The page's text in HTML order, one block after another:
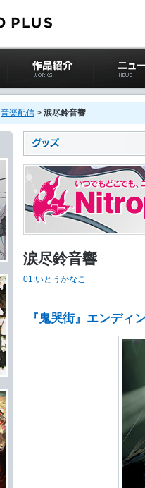
作品紹介 ニュース
音楽配信 > 涙尽鈴音響
涙尽鈴音響
01:いとうかなこ
『鬼哭街』エンディ